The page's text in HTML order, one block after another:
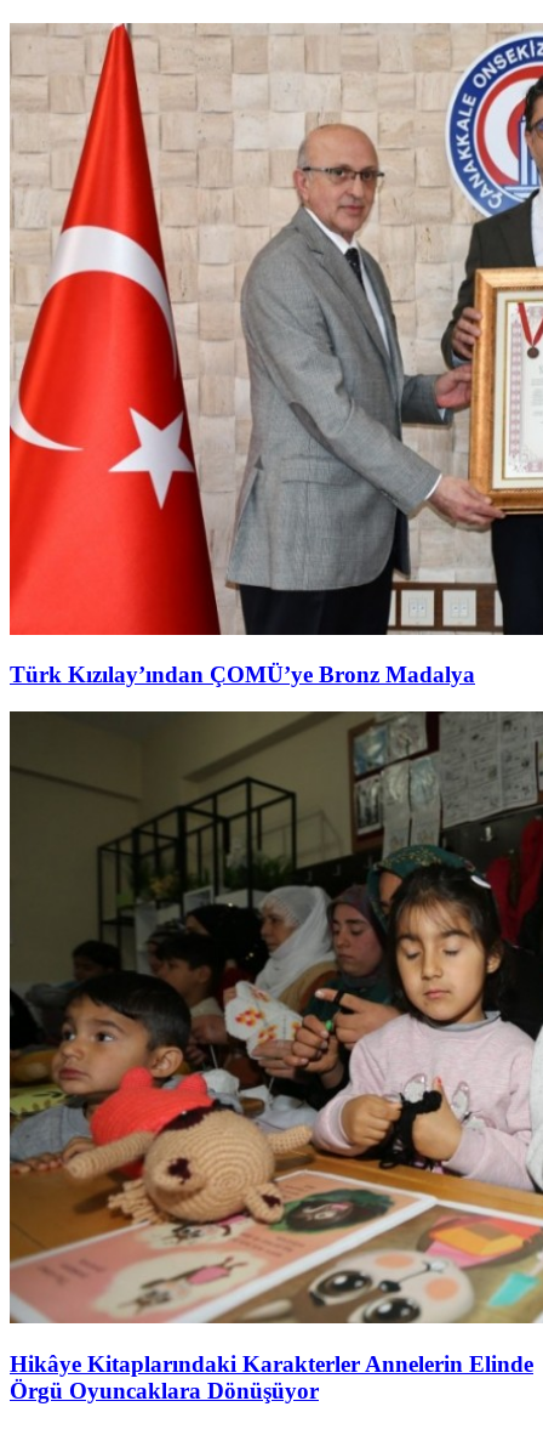
Türk Kızılay’ından ÇOMÜ’ye Bronz Madalya
Hikâye Kitaplarındaki Karakterler Annelerin Elinde
Örgü Oyuncaklara Dönüşüyor